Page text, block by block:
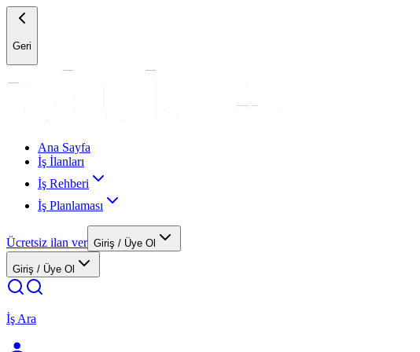
Geri
Ana Sayfa
İş İlanları
İş Rehberi
İş Planlaması
Ücretsiz ilan ver Giriş / Üye Ol
Giriş / Üye Ol
İş Ara